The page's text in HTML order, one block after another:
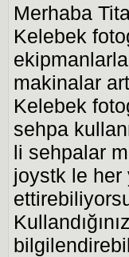
Merhaba
Kelebek
makinalar
Kelebek
sehpa
li sehpalar
joystk le her